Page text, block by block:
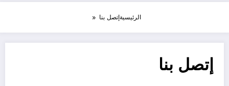
الرئيسيةإتصل بنا
إتصل بنا